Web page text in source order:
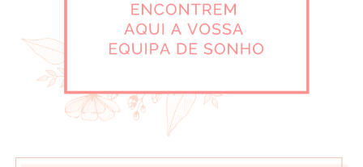
SARA CANGUEIRO
Faz-me falta porque ainda não tenho nenhum de 2014 assim tão
giro!!!
3 de Fevereiro de 2014
Preciso deste calendário para registar a contagem decrescente até à